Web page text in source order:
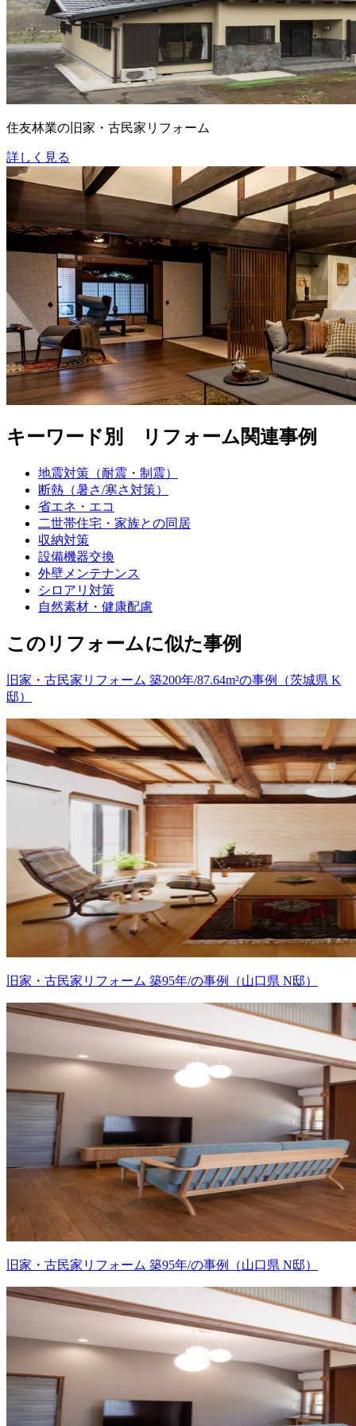
住友林業の旧家・古民家リフォーム
詳しく見る
キーワード別 リフォーム関連事例
地震対策（耐震・制震）
断熱（暑さ/寒さ対策）
省エネ・エコ
二世帯住宅・家族との同居
収納対策
設備機器交換
外壁メンテナンス
シロアリ対策
自然素材・健康配慮
このリフォームに似た事例
旧家・古民家リフォーム 築200年/87.64m²の事例（茨城県 K
邸）
旧家・古民家リフォーム 築95年/の事例（山口県 N邸）
旧家・古民家リフォーム 築95年/の事例（山口県 N邸）